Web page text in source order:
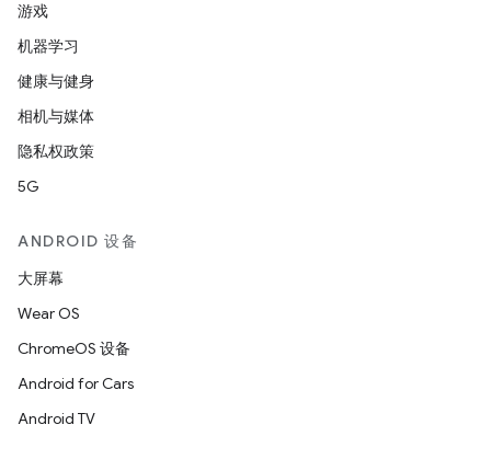
游戏
机器学习
健康与健身
相机与媒体
隐私权政策
5G
ANDROID 设备
大屏幕
Wear OS
ChromeOS 设备
Android for Cars
Android TV